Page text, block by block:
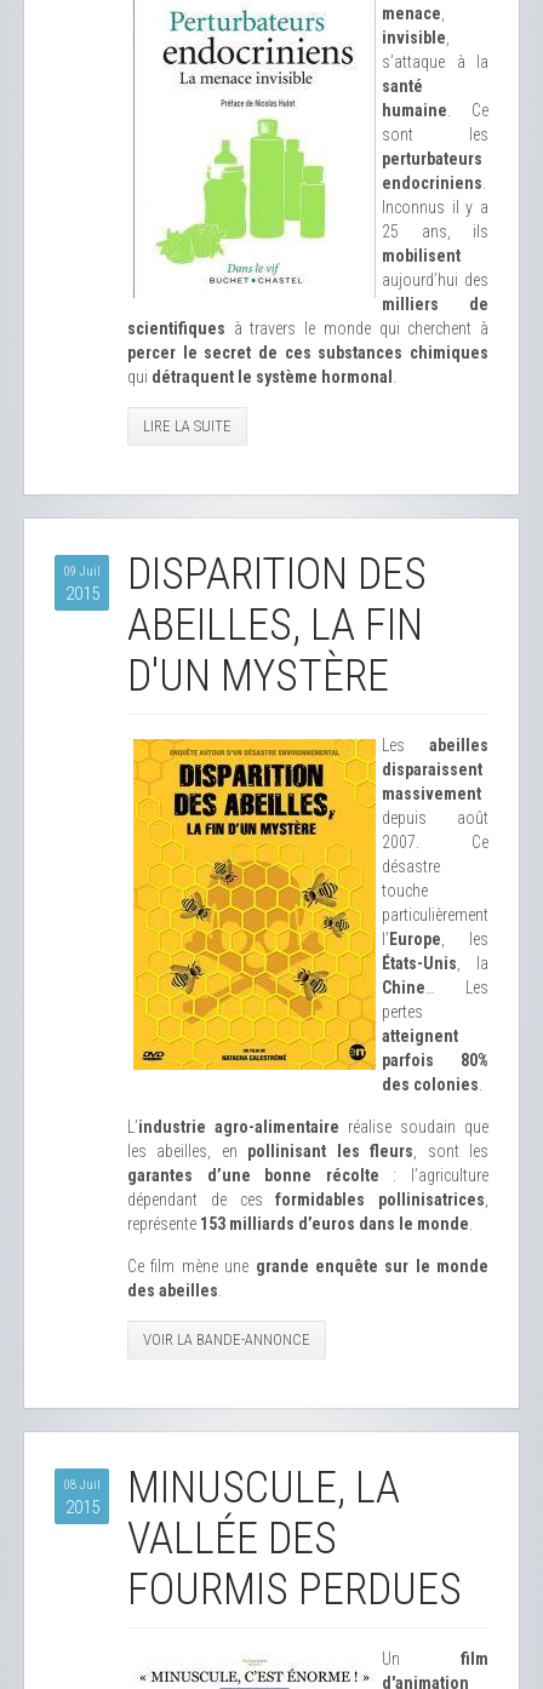
menace
invisible
s’attaque à la
santé
humaine . Ce
sont les
perturbateurs
endocriniens
Inconnus il y a
25 ans, ils
mobilisent
aujourd’hui des
milliers de
scientifiques à travers le monde qui cherchent à
percer le secret de ces substances chimiques
qui détraquent le système hormonal
LIRE LA SUITE
09 Juil
2015
DISPARITION DES
ABEILLES, LA FIN
D'UN MYSTÈRE
Les abeilles
disparaissent
massivement
depuis août
2007. Ce
désastre
touche
particulièrement
l’ Europe , les
États-Unis , la
Chine … Les
pertes
atteignent
parfois 80%
des colonies
L’industrie agro-alimentaire réalise soudain que
les abeilles, en pollinisant les fleurs , sont les
garantes d’une bonne récolte : l’agriculture
dépendant de cesformidables pollinisatrices
représente 153 milliards d’euros dans le monde
Ce film mène une grande enquête sur le monde
des abeilles
VOIR LA BANDE-ANNONCE
08 Juil
2015
MINUSCULE, LA
VALLÉE DES
FOURMIS PERDUES
Un film
d'animation